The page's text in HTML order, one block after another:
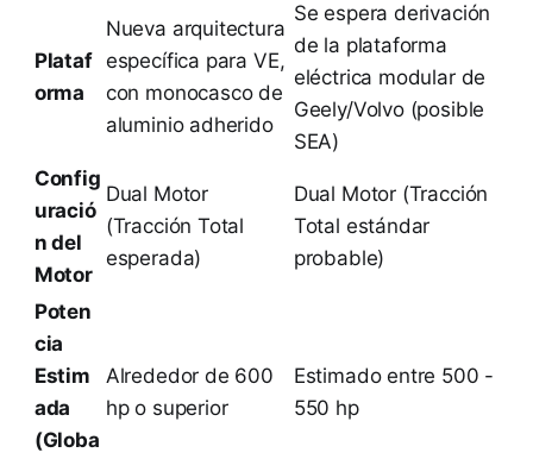
Plataf
orma
Nueva arquitectura
específica para VE,
con monocasco de
aluminio adherido
Se espera derivación
de la plataforma
eléctrica modular de
Geely/Volvo (posible
SEA)
Config
uració
n del
Motor
Dual Motor
(Tracción Total
esperada)
Dual Motor (Tracción
Total estándar
probable)
Poten
cia
Estim
ada
(Globa
Alrededor de 600
hp o superior
Estimado entre 500 -
550 hp